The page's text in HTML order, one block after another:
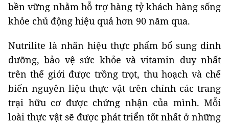
bền vững nhằm hỗ trợ hàng tỷ khách hàng sống
khỏe chủ động hiệu quả hơn 90 năm qua.
Nutrilite là nhãn hiệu thực phẩm bổ sung dinh
dưỡng, bảo vệ sức khỏe và vitamin duy nhất
trên thế giới được trồng trọt, thu hoạch và chế
biến nguyên liệu thực vật trên chính các trang
trại hữu cơ được chứng nhận của mình. Mỗi
loài thực vật sẽ được phát triển tốt nhất ở những